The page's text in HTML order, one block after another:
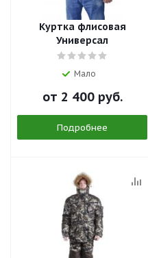
Куртка флисовая
Универсал
Мало
от 2 400 руб.
Подробнее